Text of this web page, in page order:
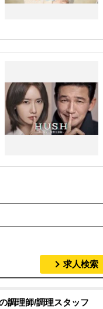
求人検索
調理師/調理スタッフ